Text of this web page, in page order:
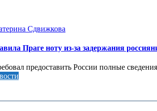
Сдвижкова
Праге ноту из-за задержания
предоставить России полные